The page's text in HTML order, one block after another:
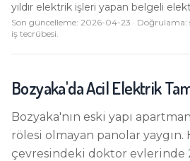
yıldır elektrik işleri yapan belgeli
Son güncelleme: 2026-04-23 ·
iş tecrübesi.
Bozyaka'daAcil Elektrik
Bozyaka'nın eski yapı
rölesi olmayan panolar yaygın.
çevresindeki doktor evlerinde